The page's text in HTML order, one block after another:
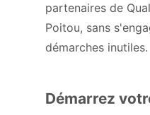
partenaires de
Poitou, sans
démarches inutiles.
Démarrez